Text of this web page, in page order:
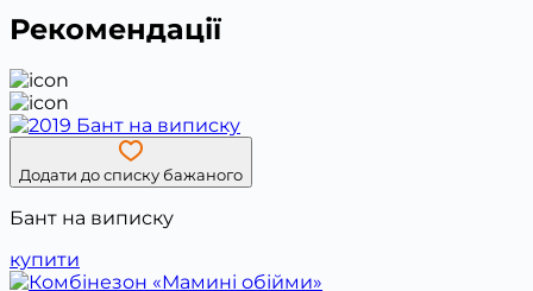
Рекомендації
Додати до списку бажаного
Бант на виписку
купити